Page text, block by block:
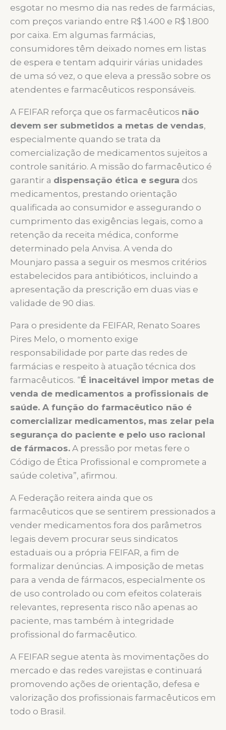
esgotar no mesmo dia nas redes de farmácias,
com preços variando entre R$ 1.400 e R$ 1.800
por caixa. Em algumas farmácias,
consumidores têm deixado nomes em listas
de espera e tentam adquirir várias unidades
de uma só vez, o que eleva a pressão sobre os
atendentes e farmacêuticos responsáveis.
A FEIFAR reforça que os farmacêuticos não
devem ser submetidos a metas de vendas,
especialmente quando se trata da
comercialização de medicamentos sujeitos a
controle sanitário. A missão do farmacêutico é
garantir a dispensação ética e segura dos
medicamentos, prestando orientação
qualificada ao consumidor e assegurando o
cumprimento das exigências legais, como a
retenção da receita médica, conforme
determinado pela Anvisa. A venda do
Mounjaro passa a seguir os mesmos critérios
estabelecidos para antibióticos, incluindo a
apresentação da prescrição em duas vias e
validade de 90 dias.
Para o presidente da FEIFAR, Renato Soares
Pires Melo, o momento exige
responsabilidade por parte das redes de
farmácias e respeito à atuação técnica dos
farmacêuticos. “É inaceitável impor metas de
venda de medicamentos a profissionais de
saúde. A função do farmacêutico não é
comercializar medicamentos, mas zelar pela
segurança do paciente e pelo uso racional
de fármacos. A pressão por metas fere o
Código de Ética Profissional e compromete a
saúde coletiva”, afirmou.
A Federação reitera ainda que os
farmacêuticos que se sentirem pressionados a
vender medicamentos fora dos parâmetros
legais devem procurar seus sindicatos
estaduais ou a própria FEIFAR, a fim de
formalizar denúncias. A imposição de metas
para a venda de fármacos, especialmente os
de uso controlado ou com efeitos colaterais
relevantes, representa risco não apenas ao
paciente, mas também à integridade
profissional do farmacêutico.
A FEIFAR segue atenta às movimentações do
mercado e das redes varejistas e continuará
promovendo ações de orientação, defesa e
valorização dos profissionais farmacêuticos em
todo o Brasil.